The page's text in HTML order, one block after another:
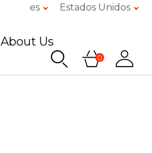
es Estados Unidos
About Us
0